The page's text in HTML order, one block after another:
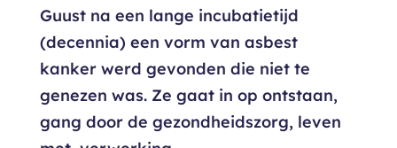
Guust na een lange incubatietijd
(decennia) een vorm van asbest
kanker werd gevonden die niet te
genezen was. Ze gaat in op ontstaan,
gang door de gezondheidszorg, leven